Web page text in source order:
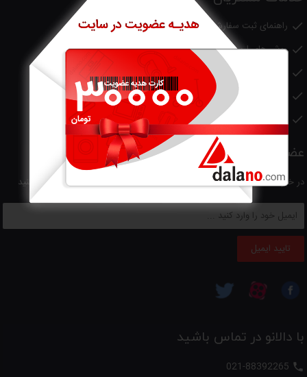
 راهنمای ثبت سفارش و خرید
 روش های ارسال سفارش
 روش های پرداخت
 قوانین و رویه های بازگرداندن کالا

عضویت در خبرنامه
در خبرنامه عضو شوید و جدیدترین اخبار و تخفیفات را در ایمیل خود دریافت کنید
تایید ایمیل
با دالانو در تماس باشید
